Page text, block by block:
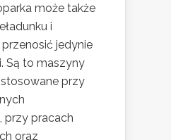
może także
i
jedynie
Są to maszyny
przy
przy pracach
oraz